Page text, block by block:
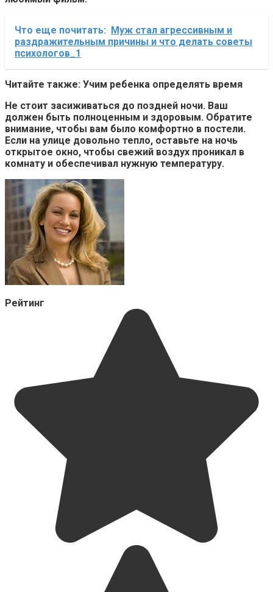
Что еще почитать:
Муж стал агрессивным и
раздражительным причины и что делать советы
психологов_1
Читайте также: Учим ребенка определять время
Не стоит засиживаться до поздней ночи. Ваш
должен быть полноценным и здоровым. Обратите
внимание, чтобы вам было комфортно в постели.
Если на улице довольно тепло, оставьте на ночь
открытое окно, чтобы свежий воздух проникал в
комнату и обеспечивал нужную температуру.
Рейтинг